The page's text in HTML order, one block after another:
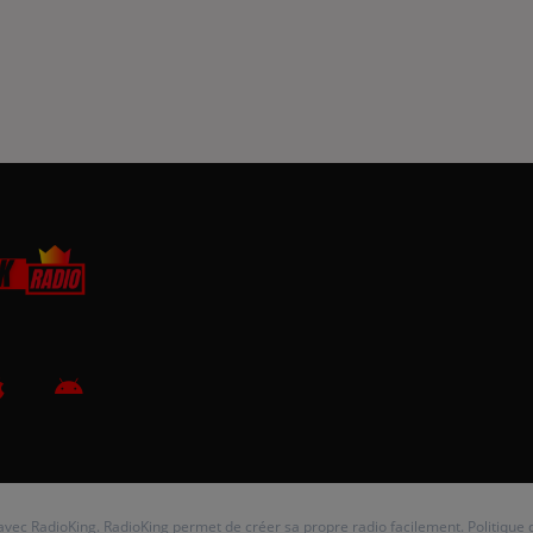
RadioKing. RadioKing permet de créer sa propre radio facilement. Politique